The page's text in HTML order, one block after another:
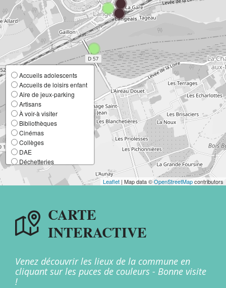
Accueils adolescents
Accueils de loisirs enfant
Aire de jeux-parking
Artisans
À voir-à visiter
Bibliothèques
Cinémas
Collèges
DAE
Déchetteries
Ecoles élémentaires
Ecoles maternelles
Lieux de culte
Mairies
Multi-accueil
Offices de Tourisme
Points d'apport volontaire
Restaurants
Salles
Leaflet | Map data ©OpenStreetMapcontributors
CARTE
INTERACTIVE
Venez découvrir les lieux de la commune en
cliquant sur les puces de couleurs - Bonne visite
!